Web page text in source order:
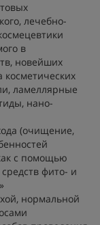
лечебно-
в
новейших
косметических
ламеллярные
нано-
(очищение,
с помощью
фито- и
нормальной